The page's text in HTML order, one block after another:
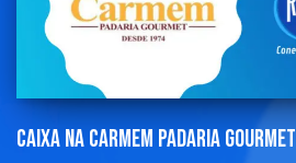
Caixa na carmem padaria gourmet